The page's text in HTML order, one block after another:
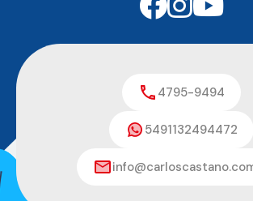
4795-9494
5491132494472